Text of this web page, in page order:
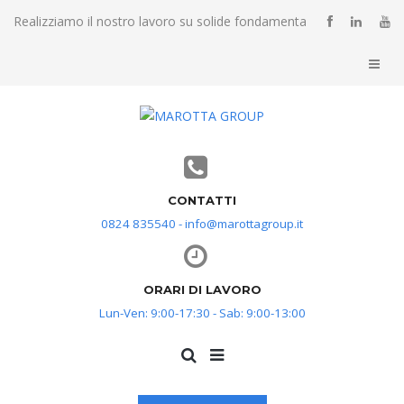
Realizziamo il nostro lavoro su solide fondamenta
CONTATTI
0824 835540 - info@marottagroup.it
ORARI DI LAVORO
Lun-Ven: 9:00-17:30 - Sab: 9:00-13:00